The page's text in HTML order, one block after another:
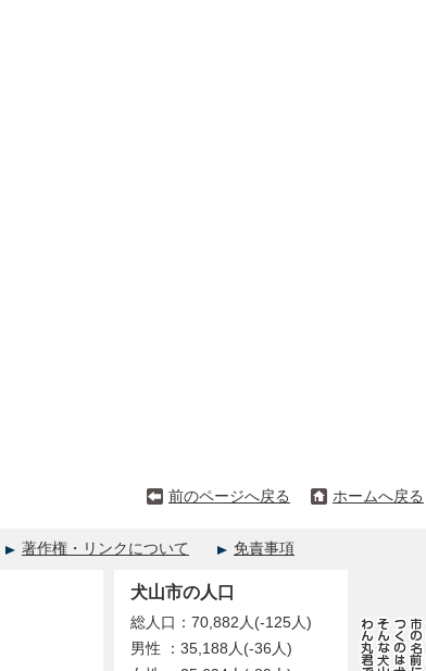
前のページへ戻る ホームへ戻る
著作権・リンクについて 免責事項
犬山市の人口
総人口：70,882人(-125人)
男性 ：35,188人(-36人)